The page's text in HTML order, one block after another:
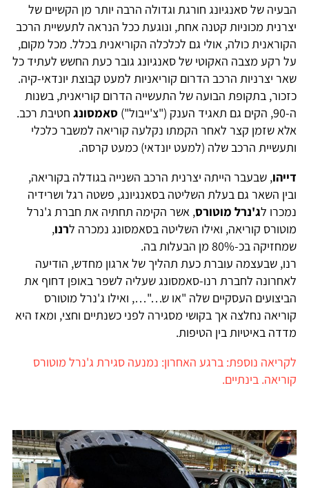
הבעיה של סאנגיונג חורגת וגדולה הרבה יותר מן הקשיים של
יצרנית מכוניות קטנה אחת, ונוגעת ככל הנראה לתעשיית הרכב
הקוראנית כולה, אולי גם לכלכלה הקוריאנית בכלל. מכל מקום,
על רקע מצבה האקוטי של סאנגיונג גובר כעת החשש לעתיד כל
שאר יצרניות הרכב הדרום קוריאניות למעט קבוצת יונדאי-קיה.
כזכור, בתקופת הבועה של התעשייה הדרום קוריאנית, בשנות
ה-90, הקים גם תאגיד הענק ("צ'ייבול")
סאמסונג חטיבת רכב.
אלא שזמן קצר לאחר הקמתו נקלעה קוריאה למשבר כלכלי
ותעשיית הרכב שלה (למעט יונדאי) כמעט קרסה.
דייהו, שבעבר הייתה יצרנית הרכב השנייה בגודלה בקוריאה,
ובין השאר גם בעלת השליטה בסאנגיונג, פשטה רגל ושרידיה
נמכרו לג'נרל מוטורס, אשר הקימה תחתיה את חברת ג'נרל
מוטורס קוריאה, ואילו השליטה בסאמסונג נמכרה לרנו,
שמחזיקה בכ-80% מן הבעלות בה.
רנו, שבעצמה עוברת כעת תהליך של ארגון מחדש, הודיעה
לאחרונה לחברת רנו-סאמסונג שעליה לשפר באופן דחוף את
הביצועים העסקיים שלה "או ש…"…, ואילו ג'נרל מוטורס
קוריאה נחלצה אך בקושי מסגירה לפני כשנתיים וחצי, ומאז היא
מדדה באיטיות בין הטיפות.
לקריאה נוספת: ברגע האחרון: נמנעה סגירת ג'נרל מוטורס
קוריאה. בינתיים.